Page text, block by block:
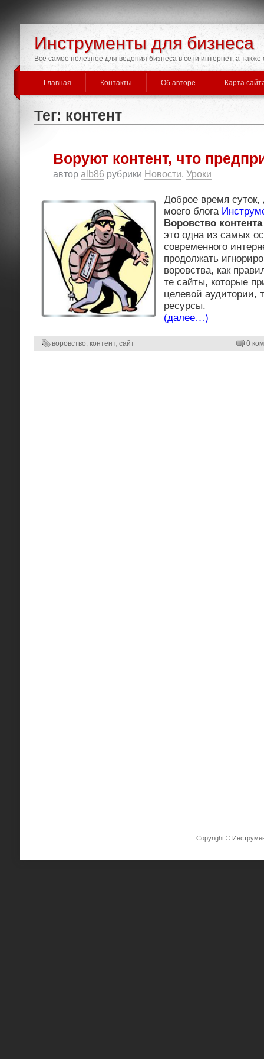
Инструменты для бизнеса
Все самое полезное для ведения бизнеса в сети интернет, а
Главная Контакты Об авторе Карта
Тег: контент
Воруют контент, что
автор alb86 рубрики Новости, Уроки
Доброе время суток,
моего блога
Воровство контента
это одна из самых
современного
продолжать
воровства, как
те сайты, которые
целевой аудитории,
ресурсы.
(далее…)
воровство, контент, сайт 0
Copyright ©